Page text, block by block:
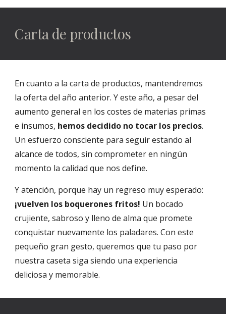
Carta de productos
En cuanto a la carta de productos, mantendremos
la oferta del año anterior. Y este año, a pesar del
aumento general en los costes de materias primas
e insumos, hemos decidido no tocar los precios.
Un esfuerzo consciente para seguir estando al
alcance de todos, sin comprometer en ningún
momento la calidad que nos define.
Y atención, porque hay un regreso muy esperado:
¡vuelven los boquerones fritos! Un bocado
crujiente, sabroso y lleno de alma que promete
conquistar nuevamente los paladares. Con este
pequeño gran gesto, queremos que tu paso por
nuestra caseta siga siendo una experiencia
deliciosa y memorable.